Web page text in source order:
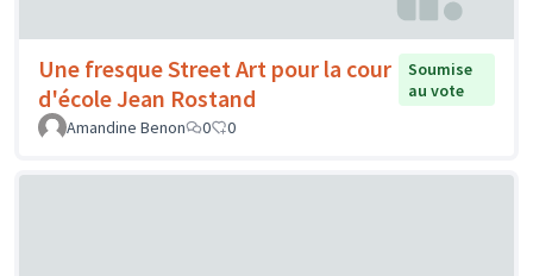
Une fresque Street Art pour la cour
d'école Jean Rostand
Soumise
au vote
Amandine Benon
0 0